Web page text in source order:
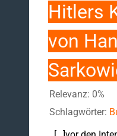
Hitlers
von
Relevanz: 0%
Schlagwörter: